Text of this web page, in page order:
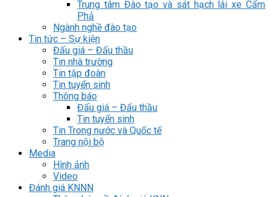
Trung tâm Đào tạo và sát hạch lái xe Cẩm
Phả
Ngành nghề đào tạo
Tin tức – Sự kiện
Đấu giá – Đấu thầu
Tin nhà trường
Tin tập đoàn
Tin tuyển sinh
Thông báo
Đấu giá – Đấu thầu
Tin tuyển sinh
Tin Trong nước và Quốc tế
Trang nội bộ
Media
Hình ảnh
Video
Đánh giá KNNN